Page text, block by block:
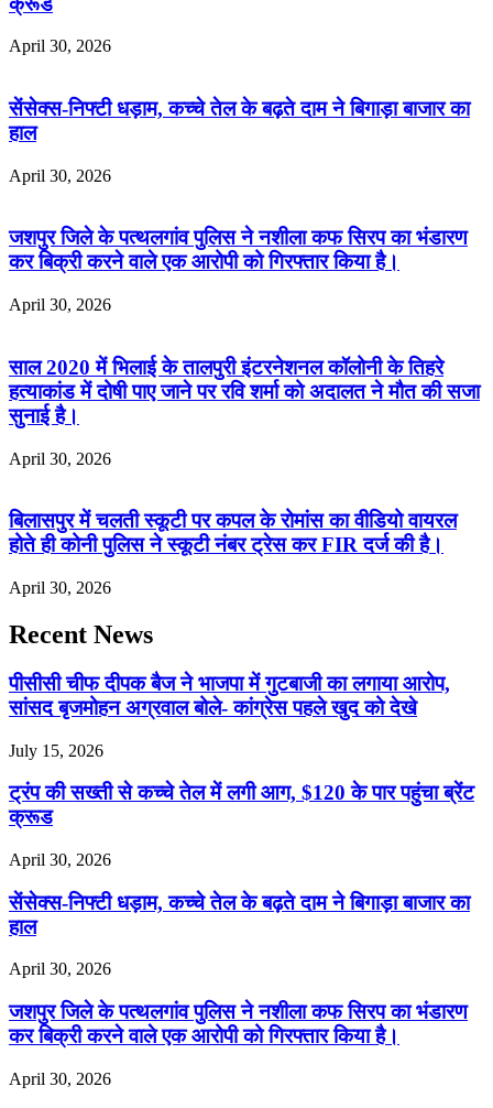
April 30, 2026
सेंसेक्स-निफ्टी धड़ाम, कच्चे तेल के बढ़ते दाम ने बिगाड़ा बाजार का
हाल
April 30, 2026
जशपुर जिले के पत्थलगांव पुलिस ने नशीला कफ सिरप का भंडारण
कर बिक्री करने वाले एक आरोपी को गिरफ्तार किया है।
April 30, 2026
साल 2020 में भिलाई के तालपुरी इंटरनेशनल कॉलोनी के तिहरे
हत्याकांड में दोषी पाए जाने पर रवि शर्मा को अदालत ने मौत की सजा
सुनाई है।
April 30, 2026
बिलासपुर में चलती स्कूटी पर कपल के रोमांस का वीडियो वायरल
होते ही कोनी पुलिस ने स्कूटी नंबर ट्रेस कर FIR दर्ज की है।
April 30, 2026
Recent News
पीसीसी चीफ दीपक बैज ने भाजपा में गुटबाजी का लगाया आरोप,
सांसद बृजमोहन अग्रवाल बोले- कांग्रेस पहले खुद को देखे
July 15, 2026
ट्रंप की सख्ती से कच्चे तेल में लगी आग, $120 के पार पहुंचा ब्रेंट
क्रूड
April 30, 2026
सेंसेक्स-निफ्टी धड़ाम, कच्चे तेल के बढ़ते दाम ने बिगाड़ा बाजार का
हाल
April 30, 2026
जशपुर जिले के पत्थलगांव पुलिस ने नशीला कफ सिरप का भंडारण
कर बिक्री करने वाले एक आरोपी को गिरफ्तार किया है।
April 30, 2026